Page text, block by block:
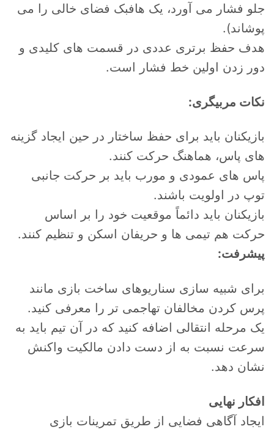
جلو فشار می آورد، یک هافبک فضای خالی را می
پوشاند).
هدف حفظ برتری عددی در قسمت های کلیدی و
دور زدن اولین خط فشار است.
نکات مربیگری:
بازیکنان باید برای حفظ ساختار در حین ایجاد گزینه
های پاس، هماهنگ حرکت کنند.
پاس های عمودی و مورب باید بر حرکت جانبی
توپ در اولویت باشند.
بازیکنان باید دائماً موقعیت خود را بر اساس
حرکت هم تیمی ها و حریفان اسکن و تنظیم کنند.
پیشرفت:
برای شبیه سازی سناریوهای ساخت بازی مانند
پرس کردن مخالفان تهاجمی تر را معرفی کنید.
یک مرحله انتقالی اضافه کنید که در آن تیم باید به
سرعت نسبت به از دست دادن مالکیت واکنش
نشان دهد.
افکار نهایی
ایجاد آگاهی فضایی از طریق تمرینات بازی